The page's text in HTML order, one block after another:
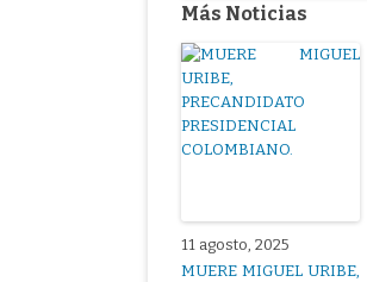
Más Noticias
11 agosto, 2025
MUERE MIGUEL URIBE,